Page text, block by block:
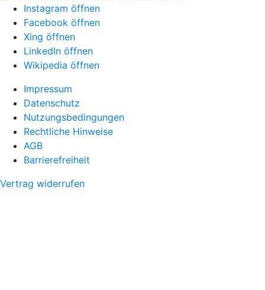
Instagram öffnen
Facebook öffnen
Xing öffnen
LinkedIn öffnen
Wikipedia öffnen
Impressum
Datenschutz
Nutzungsbedingungen
Rechtliche Hinweise
AGB
Barrierefreiheit
Vertrag widerrufen